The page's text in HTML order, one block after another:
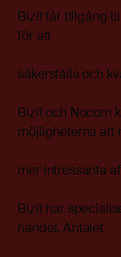
Bizit får tillgång
för att
säkerställa och
Bizit och Nocom
möjligheterna att
mer intressanta
Bizit har
handel. Antalet